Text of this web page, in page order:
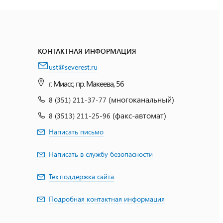
КОНТАКТНАЯ ИНФОРМАЦИЯ
ust@severest.ru
г. Миасс, пр. Макеева, 56
8 (351) 211-37-77 (многоканальный)
8 (3513) 211-25-96 (факс-автомат)
Написать письмо
Написать в службу безопасности
Тех.поддержка сайта
Подробная контактная информация